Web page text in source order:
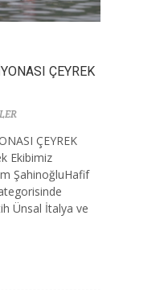
ÇEYREK
ÇEYREK
Ekibimiz
ŞahinoğluHafif
Ünsal İtalya ve